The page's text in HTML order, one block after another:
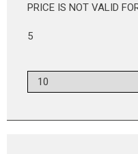
PRICE IS NOT VALID
5